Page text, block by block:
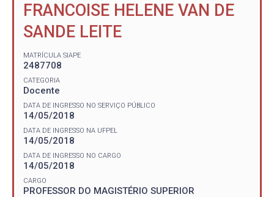
FRANCOISE HELENE VAN DE
SANDE LEITE
MATRÍCULA SIAPE
2487708
CATEGORIA
Docente
DATA DE INGRESSO NO SERVIÇO PÚBLICO
14/05/2018
DATA DE INGRESSO NA UFPEL
14/05/2018
DATA DE INGRESSO NO CARGO
14/05/2018
CARGO
PROFESSOR DO MAGISTÉRIO SUPERIOR